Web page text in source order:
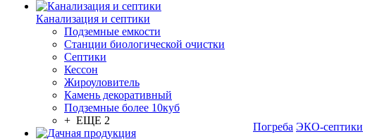
Канализация и септики
Подземные емкости
Станции биологической очистки
Септики
Кессон
Жироуловитель
Камень декоративный
Подземные более 10куб
+ ЕЩЕ 2
Погреба ЭКО-септики